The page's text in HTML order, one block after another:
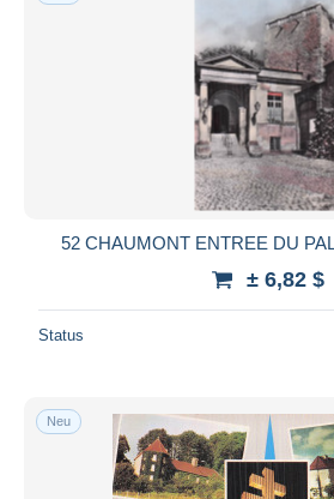
52 CHAUMONT ENTREE DU
± 6,82 $
Status
Neu